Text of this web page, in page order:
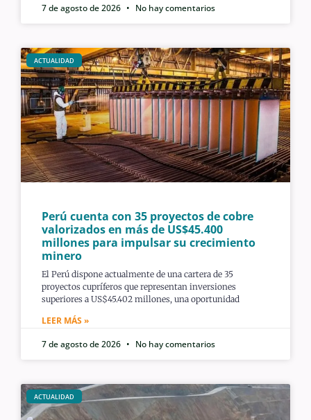
7 de agosto de 2026
No hay comentarios
ACTUALIDAD
Perú cuenta con 35 proyectos de cobre
valorizados en más de US$45.400
millones para impulsar su crecimiento
minero
El Perú dispone actualmente de una cartera de 35
proyectos cupríferos que representan inversiones
superiores a US$45.402 millones, una oportunidad
LEER MÁS »
7 de agosto de 2026
No hay comentarios
ACTUALIDAD